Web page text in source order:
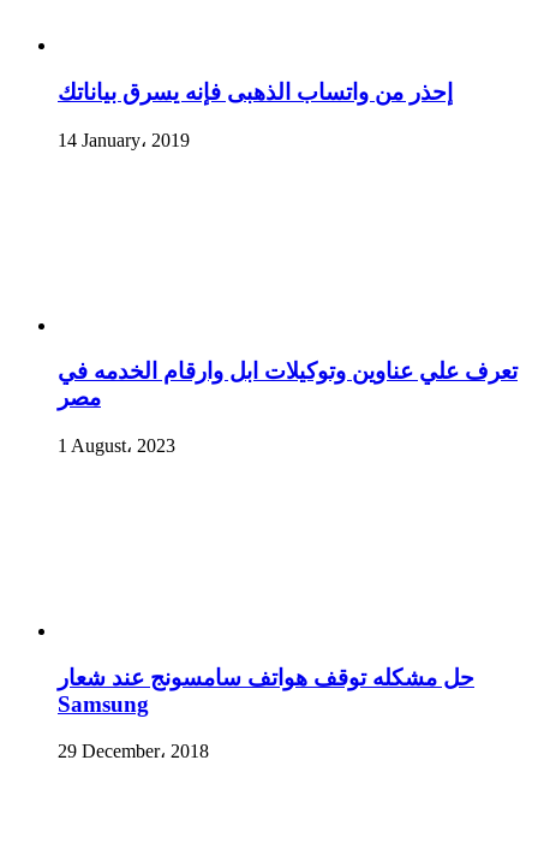
إحذر من واتساب الذهبى فإنه يسرق بياناتك
14 January، 2019
تعرف علي عناوين وتوكيلات ابل وارقام الخدمه في
مصر
1 August، 2023
حل مشكله توقف هواتف سامسونج عند شعار
Samsung
29 December، 2018